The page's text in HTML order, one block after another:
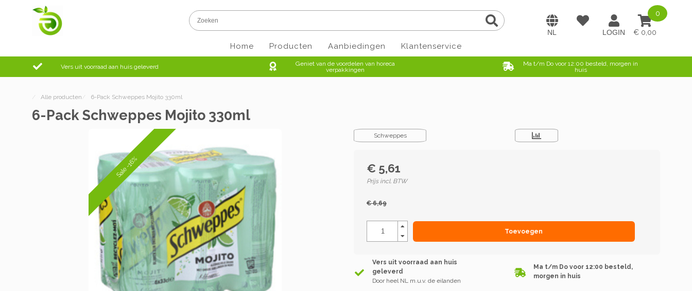
0,00
0
Home Producten Aanbiedingen Klantenservice
Vers uit voorraad aan huis geleverd
Geniet van de voordelen van horeca
verpakkingen
Ma t/m Do voor 12:00 besteld, morgen in
huis
/ Alle producten / 6-Pack Schweppes Mojito 330ml
6-Pack Schweppes Mojito 330ml
Sale -16%
Schweppes
€ 5,61
Prijs incl. BTW
€ 6,69
Toevoegen
Vers uit voorraad aan huis
geleverd
Door heel NL m.u.v. de eilanden
Ma t/m Do voor 12:00 besteld,
morgen in huis